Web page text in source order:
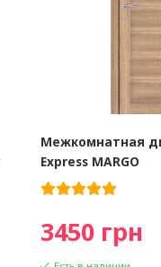
Межкомнатная
Express MARGO
3450 грн